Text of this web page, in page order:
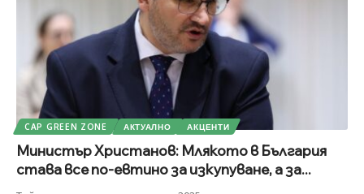
CAP GREEN ZONE АКТУАЛНО АКЦЕНТИ
Министър Христанов: Млякото в България
става все по-евтино за изкупуване, а за...